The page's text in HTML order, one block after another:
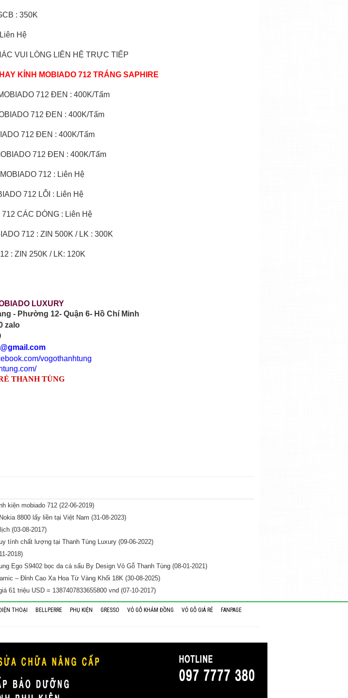
: 350K
Hệ
VUI LÒNG LIÊN HỆ TRỰC TIẾP
KÍNH MOBIADO 712TRÁNG SAPHIRE
712 ĐEN : 400K/Tấm
712 ĐEN : 400K/Tấm
712 ĐEN : 400K/Tấm
712 ĐEN : 400K/Tấm
712 : Liên Hệ
712 LỖI : Liên Hệ
CÁC DÒNG : Liên Hệ
712 : ZIN 500K / LK : 300K
: ZIN 250K / LK: 120K
MOBIADO LUXURY
- Phường 12- Quận 6- Hồ Chí Minh
zalo
vogothanhtung
THANH TÙNG
kiện mobiado 712 (22-06-2019)
8800 lấy liền tại Việt Nam (31-08-2023)
(03-08-2017)
tính chất lượng tại Thanh Tùng Luxury (09-06-2022)
2018)
Ego S9402 bọc da cá sấu By Design Vỏ Gỗ Thanh Tùng (08-01-2021)
– Đỉnh Cao Xa Hoa Từ Vàng Khối 18K (30-08-2025)
61 triệu USD = 1387407833655800 vnd (07-10-2017)
THOẠI BELLPERRE PHỤ KIỆN GRESSO VỎ GỖ KHẢM ĐỒNG VỎ GỖ GIÁ RẺ
FANPAGE